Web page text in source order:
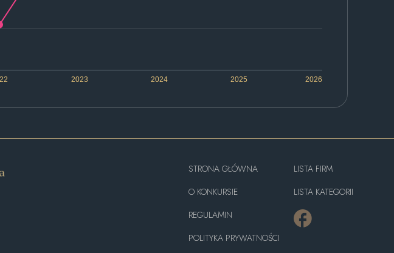
2023 2024 2025 2026
STRONA GŁÓWNA
O KONKURSIE
REGULAMIN
POLITYKA PRYWATNOŚCI
LISTA FIRM
LISTA KATEGORII